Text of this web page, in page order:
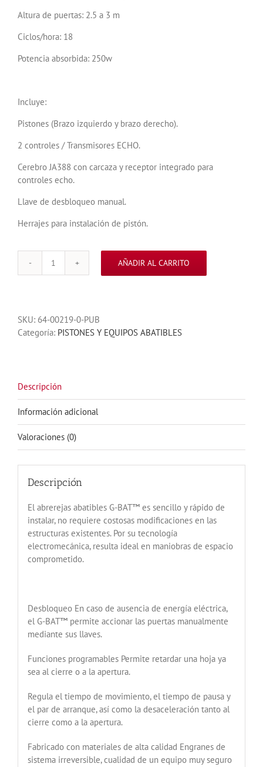
Altura de puertas: 2.5 a 3 m
Ciclos/hora: 18
Potencia absorbida: 250w
Incluye:
Pistones (Brazo izquierdo y brazo derecho).
2 controles / Transmisores ECHO.
Cerebro JA388 con carcaza y receptor integrado para
controles echo.
Llave de desbloqueo manual.
Herrajes para instalación de pistón.
KIT
2
HOJAS
4
METROS
110V
PROFESIONAL
cantidad
AÑADIR AL CARRITO
SKU: 64-00219-0-PUB
Categoría: PISTONES Y EQUIPOS ABATIBLES
Descripción
Información adicional
Valoraciones (0)
Descripción
El abrerejas abatibles G-BAT™ es sencillo y rápido de
instalar, no requiere costosas modificaciones en las
estructuras existentes. Por su tecnología
electromecánica, resulta ideal en maniobras de espacio
comprometido.
Desbloqueo En caso de ausencia de energía eléctrica,
el G-BAT™ permite accionar las puertas manualmente
mediante sus llaves.
Funciones programables Permite retardar una hoja ya
sea al cierre o a la apertura.
Regula el tiempo de movimiento, el tiempo de pausa y
el par de arranque, así como la desaceleración tanto al
cierre como a la apertura.
Fabricado con materiales de alta calidad Engranes de
sistema irreversible, cualidad de un equipo muy seguro